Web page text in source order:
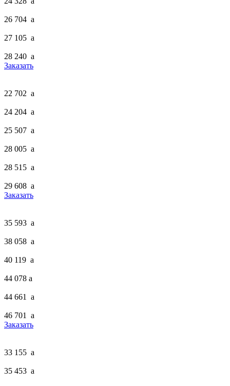
26 704 a
27 105 a
28 240 a
Заказать
22 702 a
24 204 a
25 507 a
28 005 a
28 515 a
29 608 a
Заказать
35 593 a
38 058 a
40 119 a
44 078 a
44 661 a
46 701 a
Заказать
33 155 a
35 453 a